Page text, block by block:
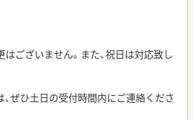
ございません。また、祝日は対応致し
ぜひ土日の受付時間内にご連絡くださ